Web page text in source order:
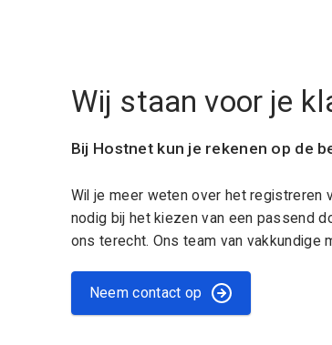
Wij staan voor je
Bij Hostnet kun je rekenen op de
Wil je meer weten over het registreren
nodig bij het kiezen van een passend
ons terecht. Ons team van vakkundige
Neem contact op